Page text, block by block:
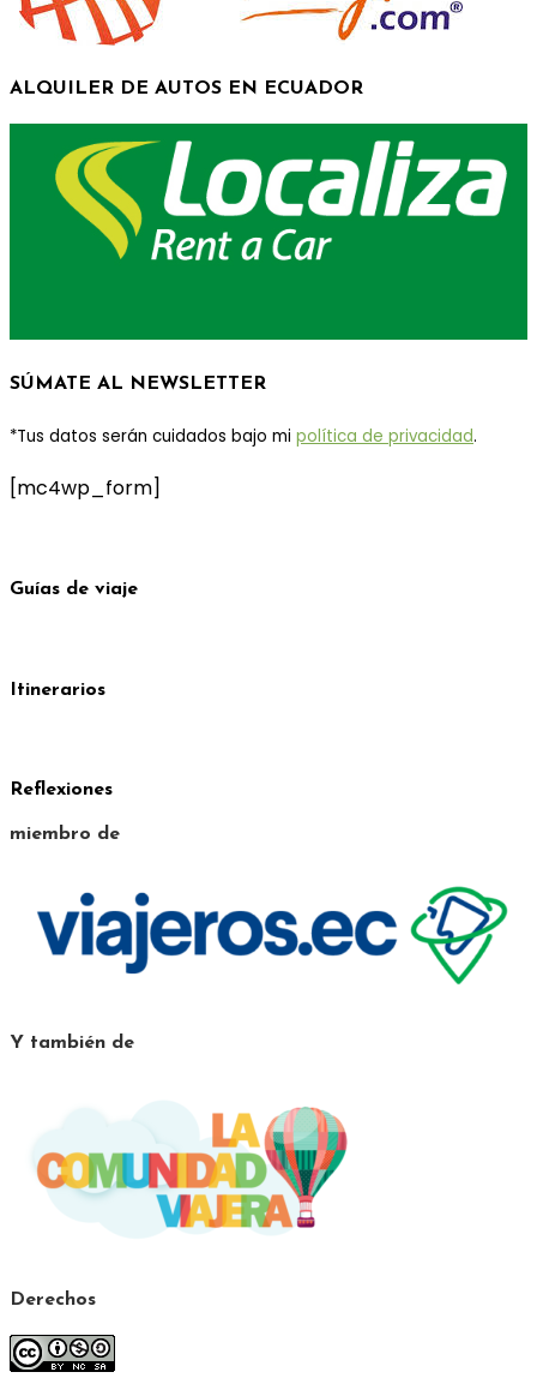
ALQUILER DE AUTOS EN ECUADOR
SÚMATE AL NEWSLETTER
*Tus datos serán cuidados bajo mi política de privacidad.
[mc4wp_form]
Guías de viaje
Itinerarios
Reflexiones
miembro de
Y también de
Derechos